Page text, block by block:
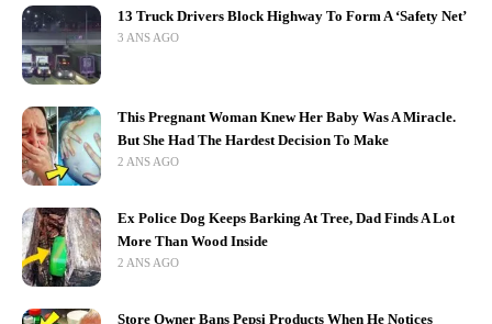
13 Truck Drivers Block Highway To Form A ‘Safety Net’
3 ANS AGO
This Pregnant Woman Knew Her Baby Was A Miracle.
But She Had The Hardest Decision To Make
2 ANS AGO
Ex Police Dog Keeps Barking At Tree, Dad Finds A Lot
More Than Wood Inside
2 ANS AGO
Store Owner Bans Pepsi Products When He Notices